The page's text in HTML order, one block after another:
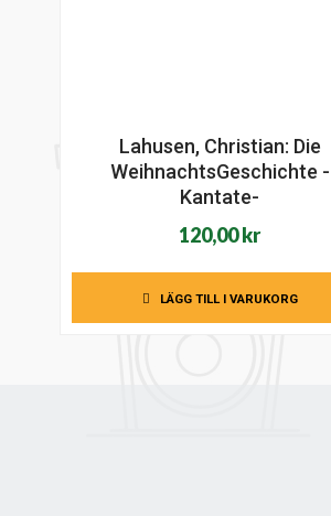
Lahusen, Christian: Die
WeihnachtsGeschichte -
Kantate-
120,00kr
LÄGG TILL I VARUKORG